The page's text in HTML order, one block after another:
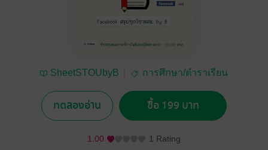
SheetSTOUbyB การศึกษา/ตำราเรียน
ทดลองอ่าน ซื้อ 199 บาท
1.00 1 Rating